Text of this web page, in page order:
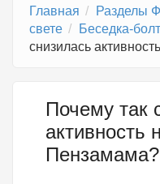
Главная Разделы
свете
Беседка-
снизилась
Почему так
активность
Пензамама?